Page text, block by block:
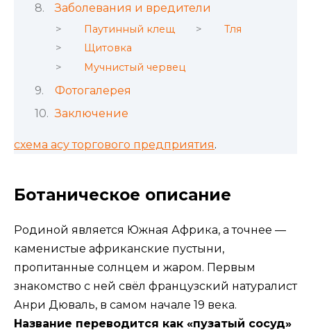
Заболевания и вредители
Паутинный клещ
Тля
Щитовка
Мучнистый червец
Фотогалерея
Заключение
схема асу торгового предприятия.
Ботаническое описание
Родиной является Южная Африка, а точнее —
каменистые африканские пустыни,
пропитанные солнцем и жаром. Первым
знакомство с ней свёл французский натуралист
Анри Дюваль, в самом начале 19 века.
Название переводится как «пузатый сосуд»